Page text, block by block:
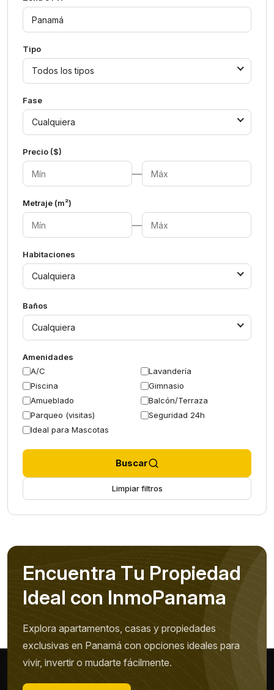
Tipo
Todos los tipos
Fase
Cualquiera
Precio ($)
—
Metraje (m²)
—
Habitaciones
Cualquiera
Baños
Cualquiera
Amenidades
A/C
Lavandería
Piscina
Gimnasio
Amueblado
Balcón/Terraza
Parqueo (visitas)
Seguridad 24h
Ideal para Mascotas
Buscar
Limpiar filtros
Encuentra Tu Propiedad
Ideal con InmoPanama
Explora apartamentos, casas y propiedades
exclusivas en Panamá con opciones ideales para
vivir, invertir o mudarte fácilmente.